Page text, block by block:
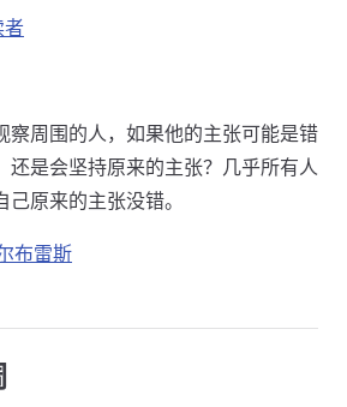
者
察周围的人，如果他的主张可能是错
还是会坚持原来的主张？几乎所有人
原来的主张没错。
布雷斯